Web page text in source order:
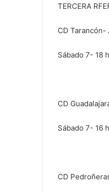
TERCERA
CD Tarancón-
Sábado 7- 18
CD
Sábado 7- 16
CD